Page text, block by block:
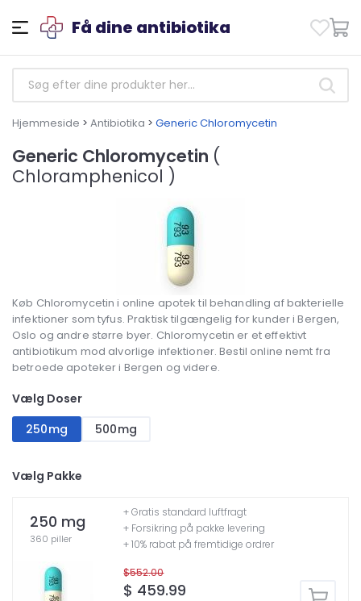
Få dine antibiotika
Hjemmeside > Antibiotika > Generic Chloromycetin
Generic Chloromycetin (
Chloramphenicol )
Køb Chloromycetin i online apotek til behandling af bakterielle
infektioner som tyfus. Praktisk tilgængelig for kunder i Bergen,
Oslo og andre større byer. Chloromycetin er et effektivt
antibiotikum mod alvorlige infektioner. Bestil online nemt fra
betroede apoteker i Bergen og videre.
Vælg Doser
250mg
500mg
Vælg Pakke
250 mg
360 piller
$552.00
$ 459.99
+ Gratis standard luftfragt
+ Forsikring på pakke levering
+ 10% rabat på fremtidige ordrer